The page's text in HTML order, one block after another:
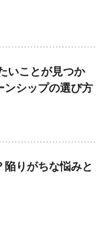
いことが見つか
ンシップの選び方
りがちな悩みと